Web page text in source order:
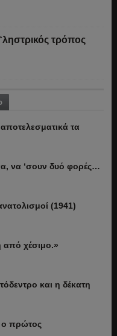
τρόπος
τα
να ‘σουν δυό φορές…
(1941)
χέσιμο.»
και η δέκατη
ο πρώτος